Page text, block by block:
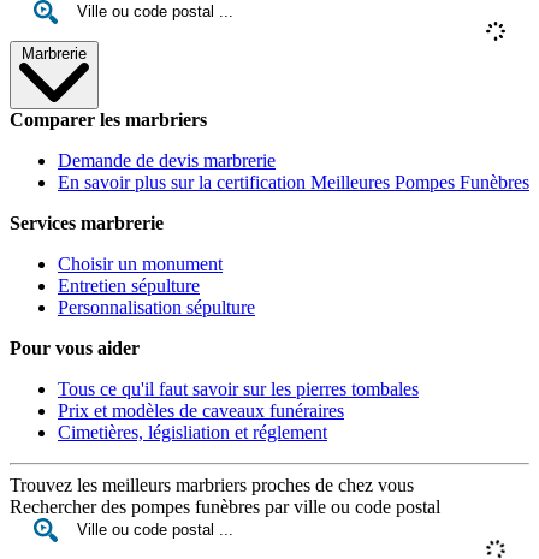
Marbrerie
Comparer les marbriers
Demande de devis marbrerie
En savoir plus sur la certification Meilleures Pompes Funèbres
Services marbrerie
Choisir un monument
Entretien sépulture
Personnalisation sépulture
Pour vous aider
Tous ce qu'il faut savoir sur les pierres tombales
Prix et modèles de caveaux funéraires
Cimetières, législiation et réglement
Trouvez les meilleurs marbriers proches de chez vous
Rechercher des pompes funèbres par ville ou code postal